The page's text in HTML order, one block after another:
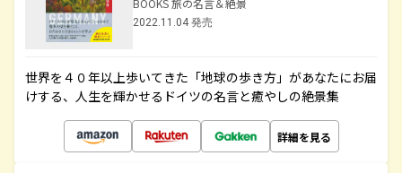
BOOKS 旅の名言＆絶景
2022.11.04 発売
世界を４０年以上歩いてきた「地球の歩き方」があなたにお届
けする、人生を輝かせるドイツの名言と癒やしの絶景集
詳細を見る